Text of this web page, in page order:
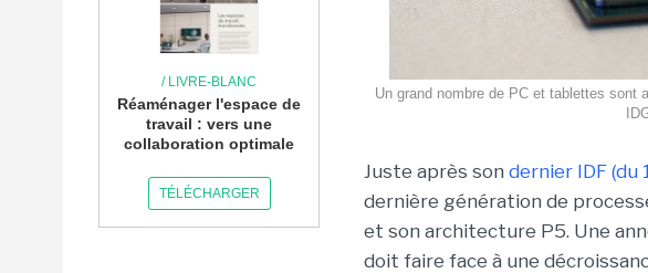
/ LIVRE-BLANC
Réaménager l'espace de
travail : vers une
collaboration optimale
TÉLÉCHARGER
Un grand nombre de PC et tablettes
Juste après son dernier IDF (du
dernière génération de
et son architecture P5. Une
doit faire face à une